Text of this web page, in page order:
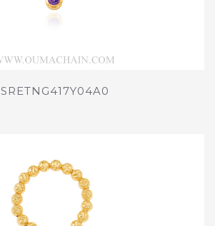
SRETNG417Y04A0